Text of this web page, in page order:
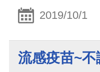
2019/10/1
流感疫苗~